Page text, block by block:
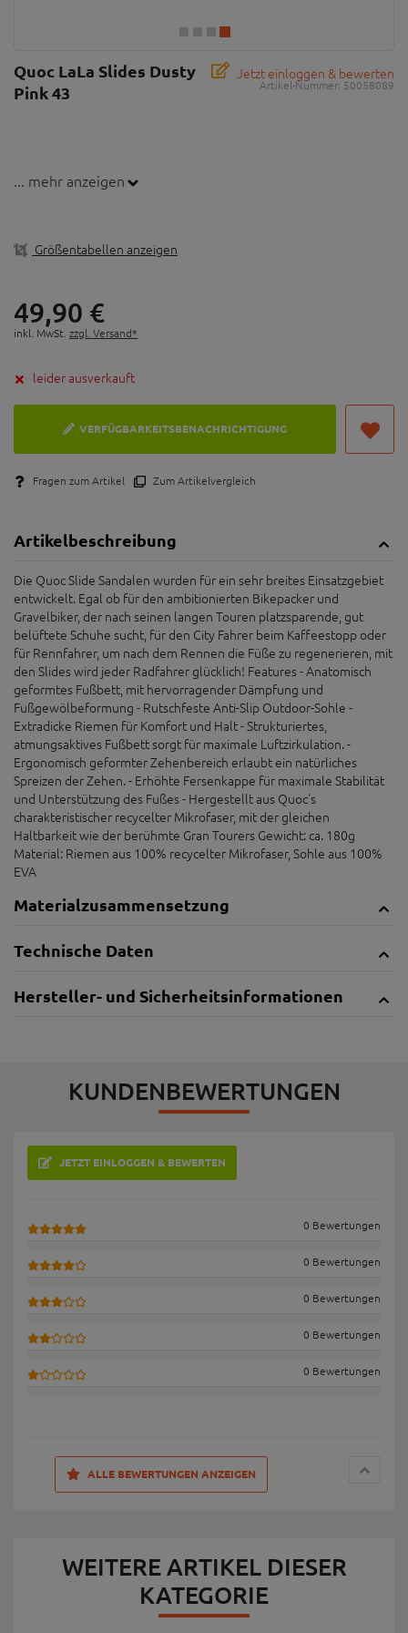
Jetzt einloggen & bewerten
Artikel-Nummer: 50058089
Quoc LaLa Slides Dusty
Pink 43
... mehr anzeigen
Größentabellen anzeigen
49,90 €
inkl. MwSt. zzgl. Versand*
leider ausverkauft
VERFÜGBARKEITSBENACHRICHTIGUNG
Fragen zum Artikel Zum Artikelvergleich
Artikelbeschreibung
Die Quoc Slide Sandalen wurden für ein sehr breites Einsatzgebiet
entwickelt. Egal ob für den ambitionierten Bikepacker und
Gravelbiker, der nach seinen langen Touren platzsparende, gut
belüftete Schuhe sucht, für den City Fahrer beim Kaffeestopp oder
für Rennfahrer, um nach dem Rennen die Füße zu regenerieren, mit
den Slides wird jeder Radfahrer glücklich! Features - Anatomisch
geformtes Fußbett, mit hervorragender Dämpfung und
Fußgewölbeformung - Rutschfeste Anti-Slip Outdoor-Sohle -
Extradicke Riemen für Komfort und Halt - Strukturiertes,
atmungsaktives Fußbett sorgt für maximale Luftzirkulation. -
Ergonomisch geformter Zehenbereich erlaubt ein natürliches
Spreizen der Zehen. - Erhöhte Fersenkappe für maximale Stabilität
und Unterstützung des Fußes - Hergestellt aus Quoc's
charakteristischer recycelter Mikrofaser, mit der gleichen
Haltbarkeit wie der berühmte Gran Tourers Gewicht: ca. 180g
Material: Riemen aus 100% recycelter Mikrofaser, Sohle aus 100%
EVA
Materialzusammensetzung
Technische Daten
Hersteller- und Sicherheitsinformationen
KUNDENBEWERTUNGEN
JETZT EINLOGGEN & BEWERTEN
0 Bewertungen
0 Bewertungen
0 Bewertungen
0 Bewertungen
0 Bewertungen
ALLE BEWERTUNGEN ANZEIGEN
WEITERE ARTIKEL DIESER
KATEGORIE